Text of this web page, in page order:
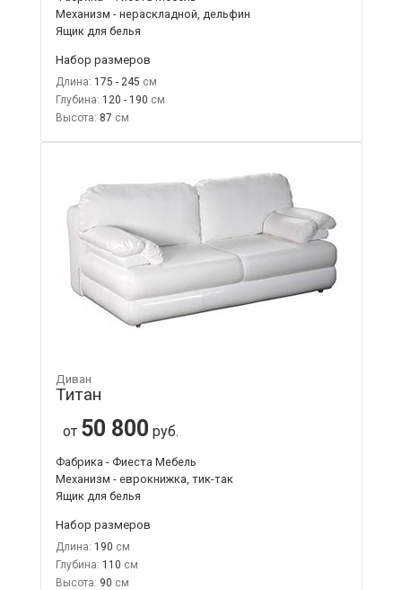
Механизм - нераскладной, дельфин
Ящик для белья
Набор размеров
Длина: 175 - 245
Глубина: 120 - 190
Высота: 87
Диван
Титан
от 50 800 руб.
Фабрика - Фиеста Мебель
Механизм - еврокнижка, тик-так
Ящик для белья
Набор размеров
Длина: 190
Глубина: 110
Высота: 90